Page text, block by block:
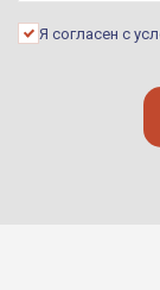
Я согласен с